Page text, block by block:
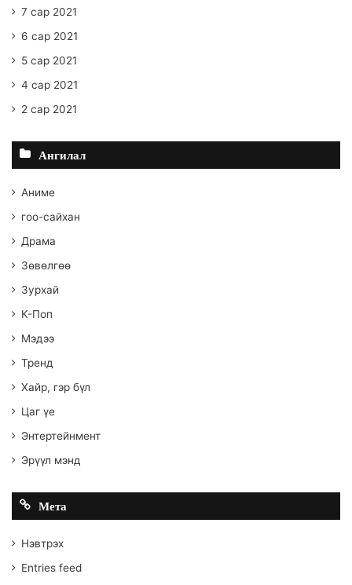
7 сар 2021
6 сар 2021
5 сар 2021
4 сар 2021
2 сар 2021
Ангилал
Аниме
гоо-сайхан
Драма
Зөвөлгөө
Зурхай
К-Поп
Мэдээ
Тренд
Хайр, гэр бүл
Цаг үе
Энтертейнмент
Эрүүл мэнд
Мета
Нэвтрэх
Entries feed